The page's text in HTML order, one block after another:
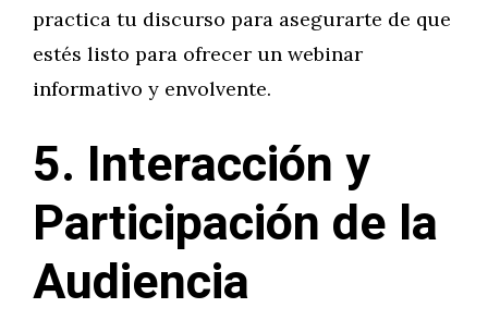
practica tu discurso para asegurarte de que
estés listo para ofrecer un webinar
informativo y envolvente.
5. Interacción y
Participación de la
Audiencia